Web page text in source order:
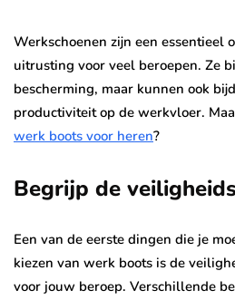
Werkschoenen zijn een essentieel
uitrusting voor veel beroepen. Ze
bescherming, maar kunnen ook
productiviteit op de werkvloer.
werk boots voor heren?
Begrijp de
Een van de eerste dingen die je
kiezen van werk boots is de
voor jouw beroep. Verschillende